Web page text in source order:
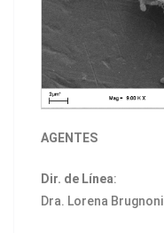
AGENTES
Dir. de Línea:
Dra. Lorena Brugnoni